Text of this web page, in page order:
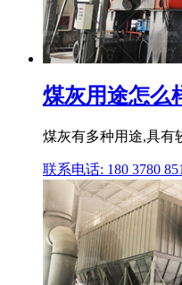
煤灰用途怎么
煤灰有多种用途,具有
联系电话: 180 3780